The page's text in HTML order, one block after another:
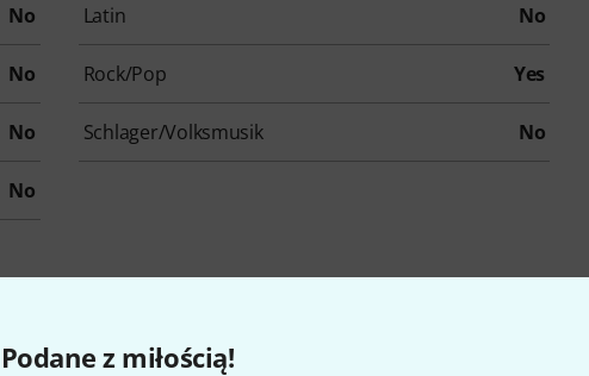
Podane z miłością!
No Latin No
No Rock/Pop Yes
No Schlager/Volksmusik No
No
Akcesoria i pasujące